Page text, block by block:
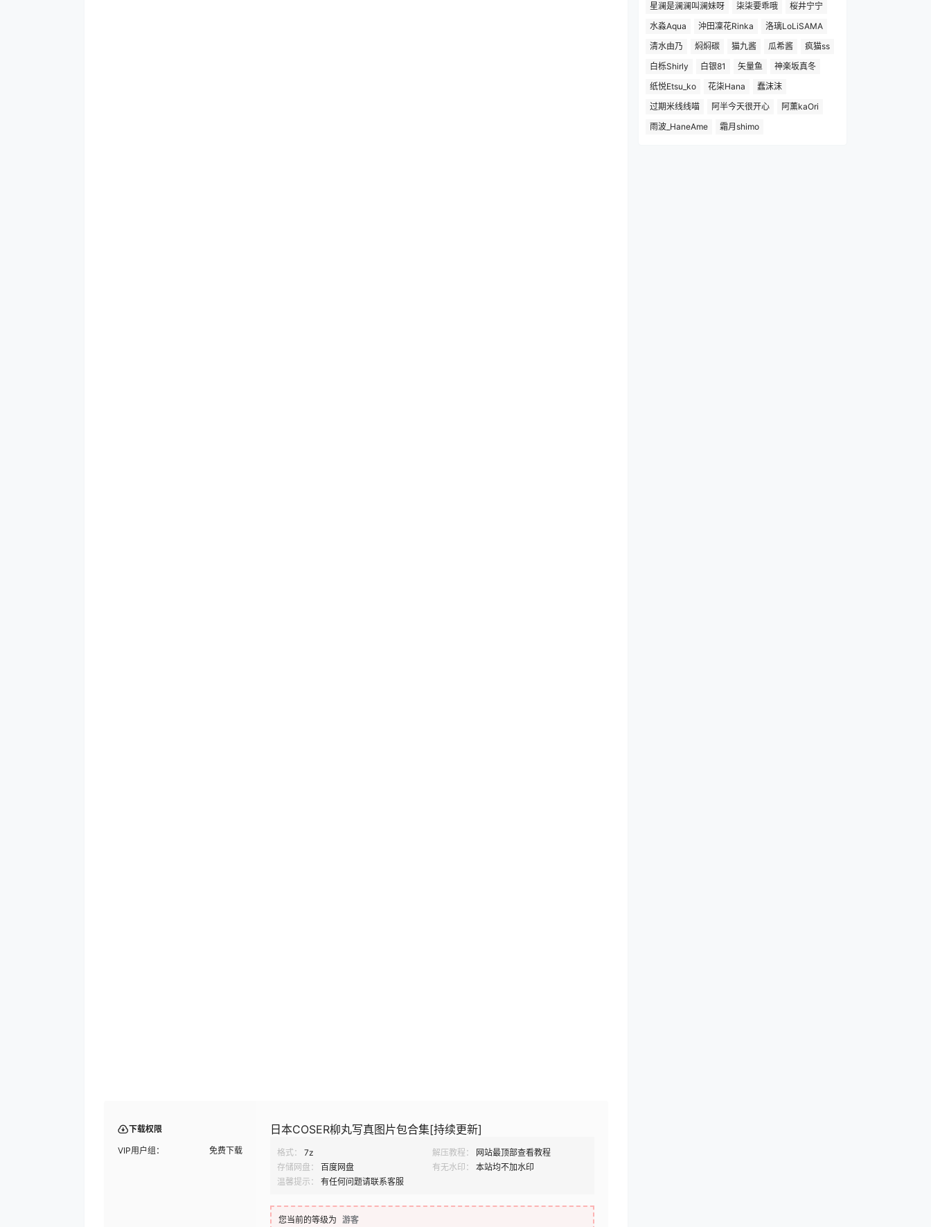
下载权限
VIP用户组： 免费下载
日本COSER柳丸写真图片包合集[持续更新]
格式： 7z 解压教程：
网站最顶部查看教程
存储网盘：
百度网盘 有无水印：
本站均不加水印
温馨提示：
有任何问题请联系客服
您当前的等级为 游客
星澜是澜澜叫澜妹呀
柒柒要乖哦
桜井宁宁
水淼Aqua
沖田凜花Rinka
洛璃LoLiSAMA
清水由乃
焖焖碳 猫九酱 瓜希酱
疯猫ss
白栎Shirly
白银81 矢量鱼
神楽坂真冬
纸悦Etsu_ko
花柒Hana
蠢沫沫
过期米线线喵
阿半今天很开心
阿薰kaOri
雨波_HaneAme
霜月shimo